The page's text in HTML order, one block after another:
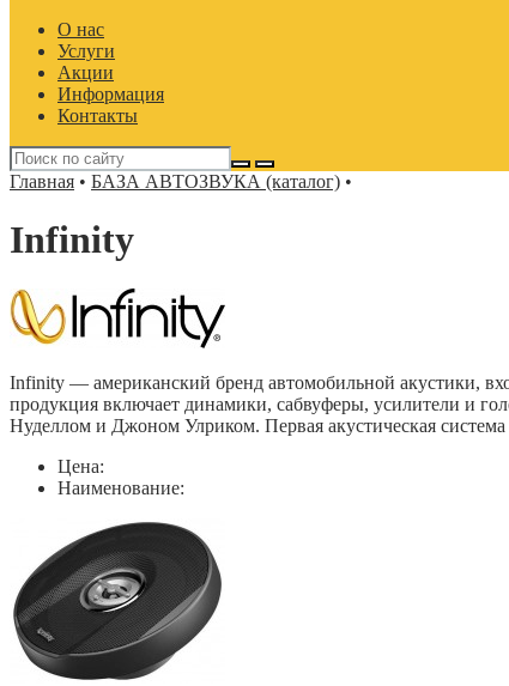
О нас
Услуги
Акции
Информация
Контакты
Главная • БАЗА АВТОЗВУКА (каталог) •
Infinity
Infinity — американский бренд автомобильной акустики,
продукция включает динамики, сабвуферы, усилители и
Нуделлом и Джоном Улриком. Первая акустическая
Цена:
Наименование: